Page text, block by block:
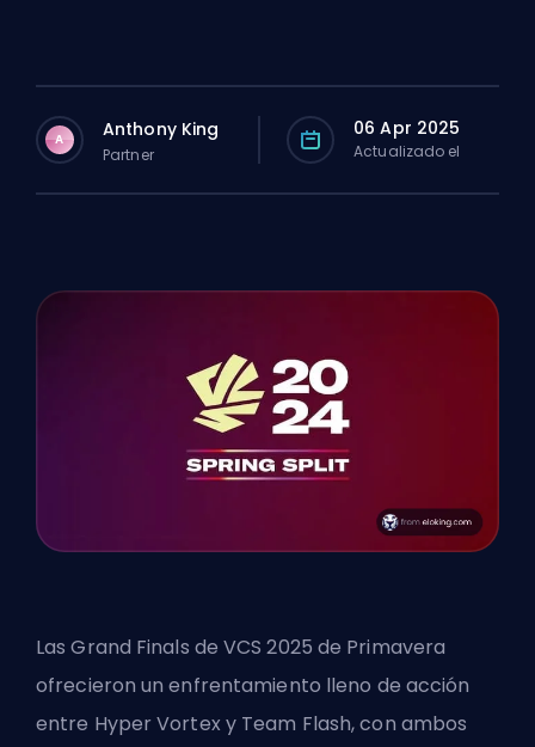
A Anthony King
Partner
06 Apr 2025
Actualizado el
LasGrand Finals de VCS 2025 de Primavera
ofrecieron un enfrentamiento lleno de acción
entre Hyper Vortex y Team Flash, con ambos